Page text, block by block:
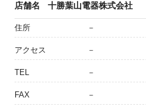
店舗名 十勝葉山電器株式会社
住所 －
アクセス －
TEL －
FAX －